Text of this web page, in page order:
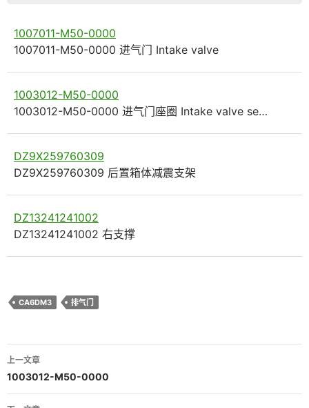
1007011-M50-0000
1007011-M50-0000 进气门 Intake valve
1003012-M50-0000
1003012-M50-0000 进气门座圈 Intake valve se…
DZ9X259760309
DZ9X259760309 后置箱体减震支架
DZ13241241002
DZ13241241002 右支撑
CA6DM3 排气门
文
章
导
上一文章
1003012-M50-0000